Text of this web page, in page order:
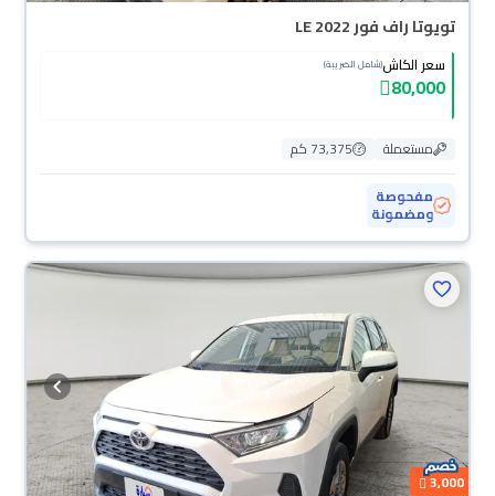
تويوتا راف فور LE 2022
سعر الكاش(شامل الضريبة)
80,000
مستعملة
73,375 كم
مفحوصة
ومضمونة
3,000